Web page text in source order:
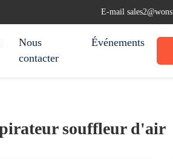
E-mail
Nous
contacter
Événements
souffleur d'air